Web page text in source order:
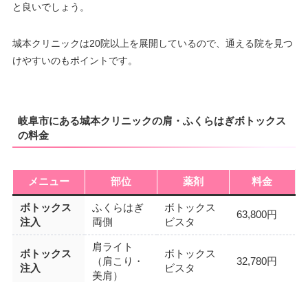
と良いでしょう。
城本クリニックは20院以上を展開しているので、通える院を見つ
けやすいのもポイントです。
岐阜市にある城本クリニックの肩・ふくらはぎボトックス
の料金
メニュー 部位 薬剤 料金
ボトックス
注入
ふくらはぎ
両側
ボトックス
ビスタ
63,800円
ボトックス
注入
肩ライト
（肩こり・
美肩）
ボトックス
ビスタ
32,780円